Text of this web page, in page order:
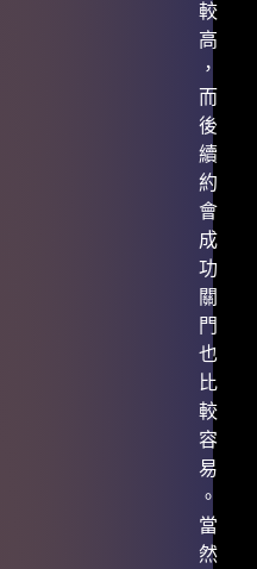
較
高
，
而
後
續
約
會
成
功
關
門
也
比
較
容
易
。
當
然